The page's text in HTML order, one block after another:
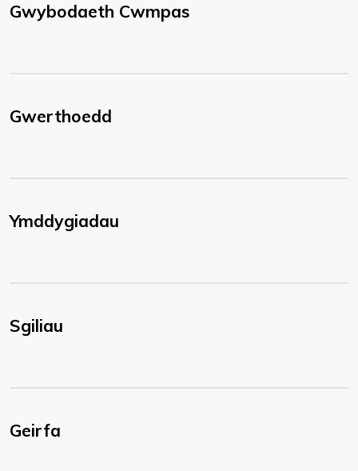
Gwybodaeth Cwmpas
Gwerthoedd
Ymddygiadau
Sgiliau
Geirfa